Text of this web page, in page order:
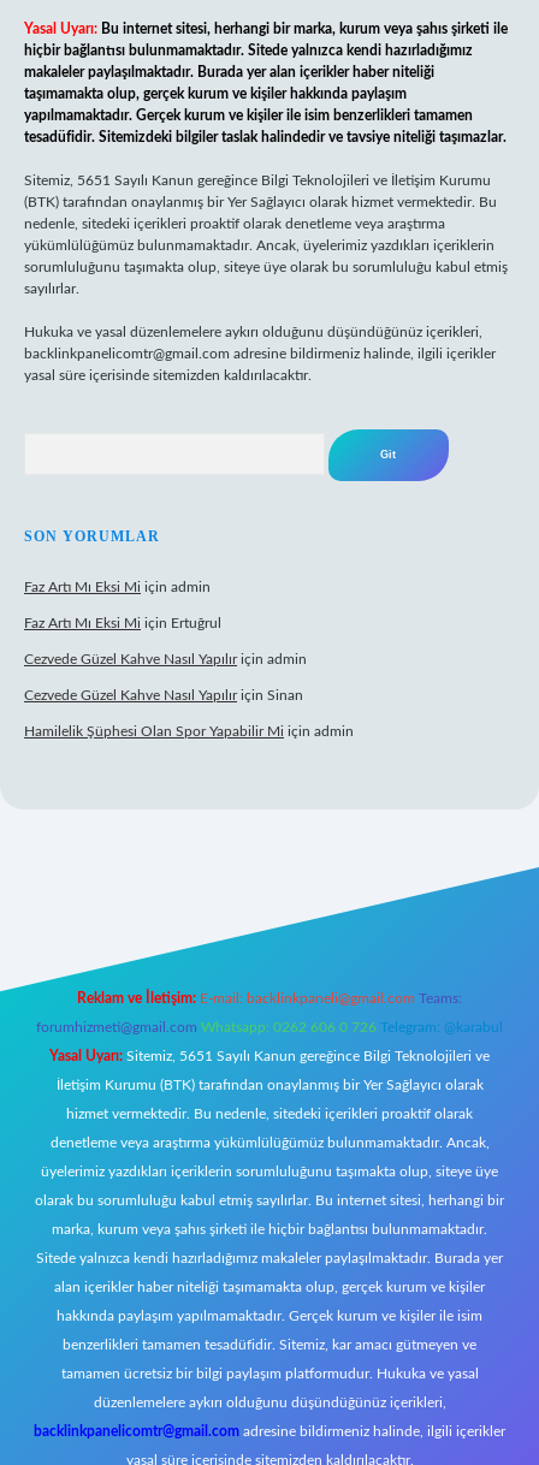
Yasal Uyarı: Bu internet sitesi, herhangi bir marka, kurum veya şahıs şirketi ile
hiçbir bağlantısı bulunmamaktadır. Sitede yalnızca kendi hazırladığımız
makaleler paylaşılmaktadır. Burada yer alan içerikler haber niteliği
taşımamakta olup, gerçek kurum ve kişiler hakkında paylaşım
yapılmamaktadır. Gerçek kurum ve kişiler ile isim benzerlikleri tamamen
tesadüfidir. Sitemizdeki bilgiler taslak halindedir ve tavsiye niteliği taşımazlar.
Sitemiz, 5651 Sayılı Kanun gereğince Bilgi Teknolojileri ve İletişim Kurumu
(BTK) tarafından onaylanmış bir Yer Sağlayıcı olarak hizmet vermektedir. Bu
nedenle, sitedeki içerikleri proaktif olarak denetleme veya araştırma
yükümlülüğümüz bulunmamaktadır. Ancak, üyelerimiz yazdıkları içeriklerin
sorumluluğunu taşımakta olup, siteye üye olarak bu sorumluluğu kabul etmiş
sayılırlar.
Hukuka ve yasal düzenlemelere aykırı olduğunu düşündüğünüz içerikleri,
backlinkpanelicomtr@gmail.com adresine bildirmeniz halinde, ilgili içerikler
yasal süre içerisinde sitemizden kaldırılacaktır.
SON YORUMLAR
Faz Artı Mı Eksi Mi için admin
Faz Artı Mı Eksi Mi için Ertuğrul
Cezvede Güzel Kahve Nasıl Yapılıriçin admin
Cezvede Güzel Kahve Nasıl Yapılıriçin Sinan
Hamilelik Şüphesi Olan Spor Yapabilir Mi için admin
Reklam ve İletişim: E-mail: backlinkpaneli@gmail.com Teams:
forumhizmeti@gmail.com Whatsapp: 0262 606 0 726 Telegram: @karabul
Yasal Uyarı: Sitemiz, 5651 Sayılı Kanun gereğince Bilgi Teknolojileri ve
İletişim Kurumu (BTK) tarafından onaylanmış bir Yer Sağlayıcı olarak
hizmet vermektedir. Bu nedenle, sitedeki içerikleri proaktif olarak
denetleme veya araştırma yükümlülüğümüz bulunmamaktadır. Ancak,
üyelerimiz yazdıkları içeriklerin sorumluluğunu taşımakta olup, siteye üye
olarak bu sorumluluğu kabul etmiş sayılırlar. Bu internet sitesi, herhangi bir
marka, kurum veya şahıs şirketi ile hiçbir bağlantısı bulunmamaktadır.
Sitede yalnızca kendi hazırladığımız makaleler paylaşılmaktadır. Burada yer
alan içerikler haber niteliği taşımamakta olup, gerçek kurum ve kişiler
hakkında paylaşım yapılmamaktadır. Gerçek kurum ve kişiler ile isim
benzerlikleri tamamen tesadüfidir. Sitemiz, kar amacı gütmeyen ve
tamamen ücretsiz bir bilgi paylaşım platformudur. Hukuka ve yasal
düzenlemelere aykırı olduğunu düşündüğünüz içerikleri,
backlinkpanelicomtr@gmail.com adresine bildirmeniz halinde, ilgili içerikler
yasal süre içerisinde sitemizden kaldırılacaktır.